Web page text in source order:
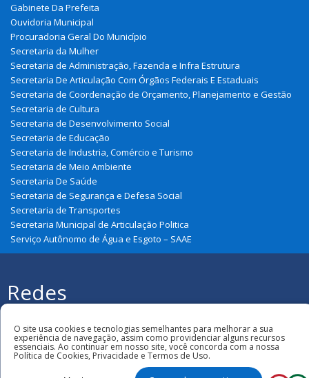
Gabinete Da Prefeita
Ouvidoria Municipal
Procuradoria Geral Do Município
Secretaria da Mulher
Secretaria de Administração, Fazenda e Infra Estrutura
Secretaria De Articulação Com Órgãos Federais E Estaduais
Secretaria de Coordenação de Orçamento, Planejamento e Gestão
Secretaria de Cultura
Secretaria de Desenvolvimento Social
Secretaria de Educação
Secretaria de Industria, Comércio e Turismo
Secretaria de Meio Ambiente
Secretaria De Saúde
Secretaria de Segurança e Defesa Social
Secretaria de Transportes
Secretaria Municipal de Articulação Politica
Serviço Autônomo de Água e Esgoto – SAAE
Redes
Municipal de São João Do Soter
O site usa cookies e tecnologias semelhantes para melhorar a sua
experiência de navegação, assim como providenciar alguns recursos
essenciais. Ao continuar em nosso site, você concorda com a nossa
Política de Cookies, Privacidade e Termos de Uso.